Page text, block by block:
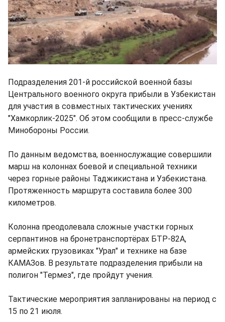
Подразделения 201-й российской военной базы
Центрального военного округа прибыли в Узбекистан
для участия в совместных тактических учениях
"Хамкорлик-2025". Об этом сообщили в пресс-службе
Минобороны России.
По данным ведомства, военнослужащие совершили
марш на колоннах боевой и специальной техники
через горные районы Таджикистана и Узбекистана.
Протяженность маршрута составила более 300
километров.
Колонна преодолевала сложные участки горных
серпантинов на бронетранспортёрах БТР-82А,
армейских грузовиках "Урал" и технике на базе
КАМАЗов. В результате подразделения прибыли на
полигон "Термез", где пройдут учения.
Тактические мероприятия запланированы на период с
15 по 21 июля.